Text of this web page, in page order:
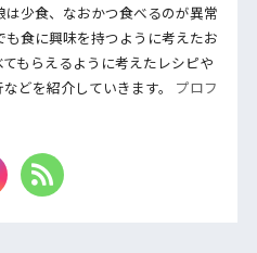
少食、なおかつ食べるのが異常
食に興味を持つように考えたお
もらえるように考えたレシピや
どを紹介していきます。 プロフ